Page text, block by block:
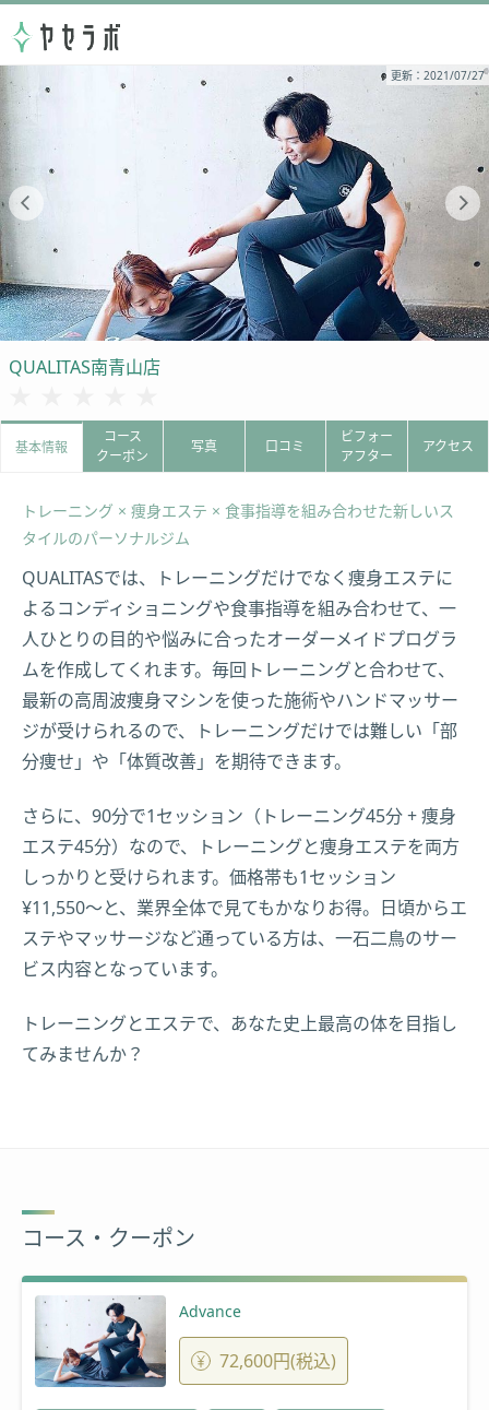
更新：2021/07/27
QUALITAS南青山店
基本情報
コース
クーポン
写真 口コミ
ビフォー
アフター
アクセス
トレーニング × 痩身エステ × 食事指導を組み合わせた新しいス
タイルのパーソナルジム
QUALITASでは、トレーニングだけでなく痩身エステに
よるコンディショニングや食事指導を組み合わせて、一
人ひとりの目的や悩みに合ったオーダーメイドプログラ
ムを作成してくれます。毎回トレーニングと合わせて、
最新の高周波痩身マシンを使った施術やハンドマッサー
ジが受けられるので、トレーニングだけでは難しい「部
分痩せ」や「体質改善」を期待できます。
さらに、90分で1セッション（トレーニング45分 + 痩身
エステ45分）なので、トレーニングと痩身エステを両方
しっかりと受けられます。価格帯も1セッション
¥11,550〜と、業界全体で見てもかなりお得。日頃からエ
ステやマッサージなど通っている方は、一石二鳥のサー
ビス内容となっています。
トレーニングとエステで、あなた史上最高の体を目指し
てみませんか？
コース・クーポン
Advance
72,600円(税込)